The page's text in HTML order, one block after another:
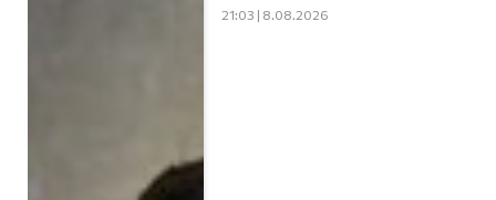
21:03 | 8.08.2026